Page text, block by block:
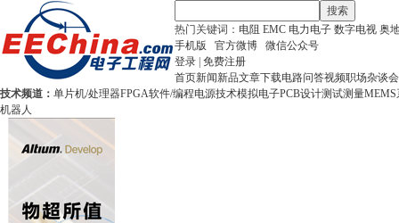
搜索
热门关键词： 电阻 EMC 电力电子 数字电视 奥
手机版
官方微博
微信公众号
登录 免费注册
首页新闻新品文章下载电路问答视频职场杂谈
技术频道： 单片机/处理器FPGA软件/编程电源技术模拟电子PCB设计测试测量MEMS
机器人